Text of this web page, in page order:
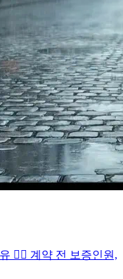
👰‍♀️ 계약 전 보증인원,